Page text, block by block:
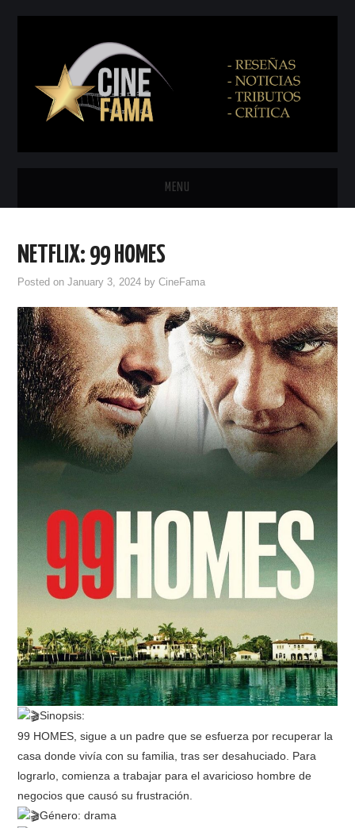
MENU
PRÓXIMAMENTE
EN CINES
NETFLIX
RESEÑAS
ESPAÑOL
NETFLIX: 99 HOMES
Posted onJanuary 3, 2024 byCineFama
Sinopsis:
99 HOMES, sigue a un padre que se esfuerza por recuperar la
casa donde vivía con su familia, tras ser desahuciado. Para
lograrlo, comienza a trabajar para el avaricioso hombre de
negocios que causó su frustración.
Género: drama